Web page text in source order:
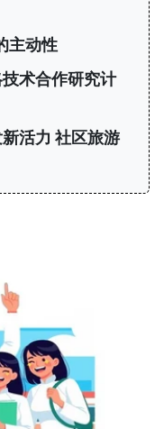
主动性
术合作研究计
活力 社区旅游